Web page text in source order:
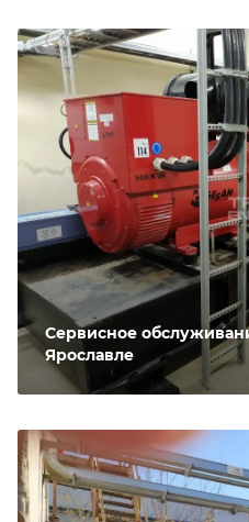
Сервисное
Ярославле